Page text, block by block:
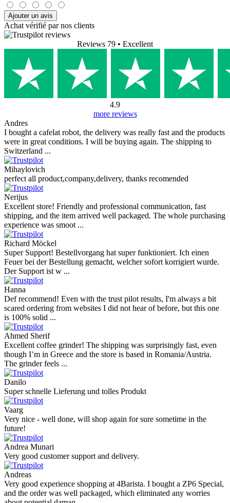
Ajouter un avis
Achat vérifié par nos clients
Reviews 79 • Excellent
4.9
more reviews
Andres
I bought a cafelat robot, the delivery was really fast and the products
were in great conditions. I will be buying again. The shipping to
Switzerland ...
Mihaylovich
perfect all product,company,delivery, thanks recomended
Nerijus
Excellent store! Friendly and professional communication, fast
shipping, and the item arrived well packaged. The whole purchasing
experience was smoot ...
Richard Möckel
Super Support! Bestellvorgang hat super funktioniert. Ich einen
Feuer bei der Bestellung gemacht, welcher sofort korrigiert wurde.
Der Support ist w ...
Hanna
Def recommend! Even with the trust pilot results, I'm always a bit
scared ordering from websites I did not hear of before, but this one
is 100% solid ...
Ahmed Sherif
Excellent coffee grinder! The shipping was surprisingly fast, even
though I’m in Greece and the store is based in Romania/Austria.
The grinder feels ...
Danilo
Super schnelle Lieferung und tolles Produkt
Vaarg
Very nice - well done, will shop again for sure sometime in the
future!
Andrea Munari
Very good customer support and delivery.
Andreas
Very good experience shopping at 4Barista. I bought a ZP6 Special,
and the order was well packaged, which eliminated any worries